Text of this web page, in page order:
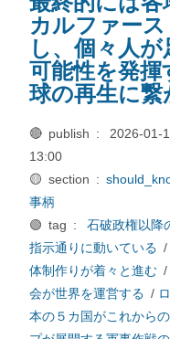
カルファー
し、個々人
可能性を発
球の再生に繋
🔴 publish : 2026-01-
13:00
🟡 section :
事柄
🟢 tag :
石破政権以降
指示通りに動いている /
体制作りが着々と進む /
会が世界を運営する /
本の５カ国がこれから